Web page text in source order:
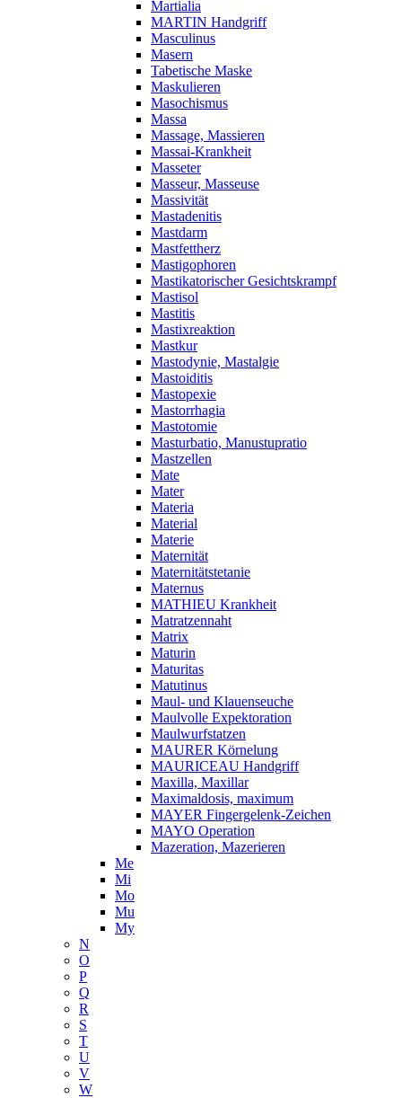
Martialia
MARTIN Handgriff
Masculinus
Masern
Tabetische Maske
Maskulieren
Masochismus
Massa
Massage, Massieren
Massai-Krankheit
Masseter
Masseur, Masseuse
Massivität
Mastadenitis
Mastdarm
Mastfettherz
Mastigophoren
Mastikatorischer Gesichtskrampf
Mastisol
Mastitis
Mastixreaktion
Mastkur
Mastodynie, Mastalgie
Mastoiditis
Mastopexie
Mastorrhagia
Mastotomie
Masturbatio, Manustupratio
Mastzellen
Mate
Mater
Materia
Material
Materie
Maternität
Maternitätstetanie
Maternus
MATHIEU Krankheit
Matratzennaht
Matrix
Maturin
Maturitas
Matutinus
Maul- und Klauenseuche
Maulvolle Expektoration
Maulwurfstatzen
MAURER Körnelung
MAURICEAU Handgriff
Maxilla, Maxillar
Maximaldosis, maximum
MAYER Fingergelenk-Zeichen
MAYO Operation
Mazeration, Mazerieren
Me
Mi
Mo
Mu
My
N
O
P
Q
R
S
T
U
V
W